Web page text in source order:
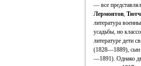
— все
Лермонтов,
литература
усадьбы, но
литературе дети
(1828—1889), сын
—1891). Однако